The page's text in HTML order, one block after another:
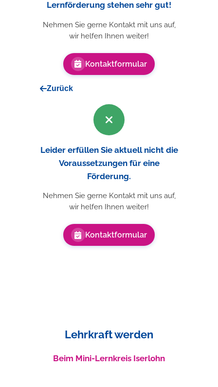
Lernförderung stehen sehr gut!
Nehmen Sie gerne Kontakt mit uns auf,
wir helfen Ihnen weiter!
Kontaktformular
Zurück
Leider erfüllen Sie aktuell nicht die
Voraussetzungen für eine
Förderung.
Nehmen Sie gerne Kontakt mit uns auf,
wir helfen Ihnen weiter!
Kontaktformular
Lehrkraft werden
Beim Mini-Lernkreis Iserlohn